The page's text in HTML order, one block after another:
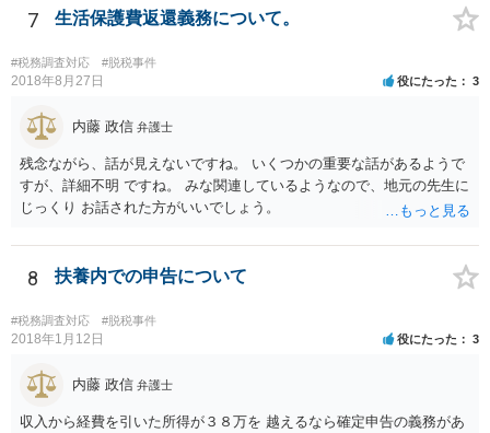
7 生活保護費返還義務について。
#税務調査対応 #脱税事件
2018年8月27日 役にたった 3
内藤 政信 弁護士
残念ながら、話が見えないですね。 いくつかの重要な話があるようで
すが、詳細不明 ですね。 みな関連しているようなので、地元の先生に
じっくり お話された方がいいでしょう。
8 扶養内での申告について
#税務調査対応 #脱税事件
2018年1月12日 役にたった 3
内藤 政信 弁護士
収入から経費を引いた所得が３８万を 越えるなら確定申告の義務があ